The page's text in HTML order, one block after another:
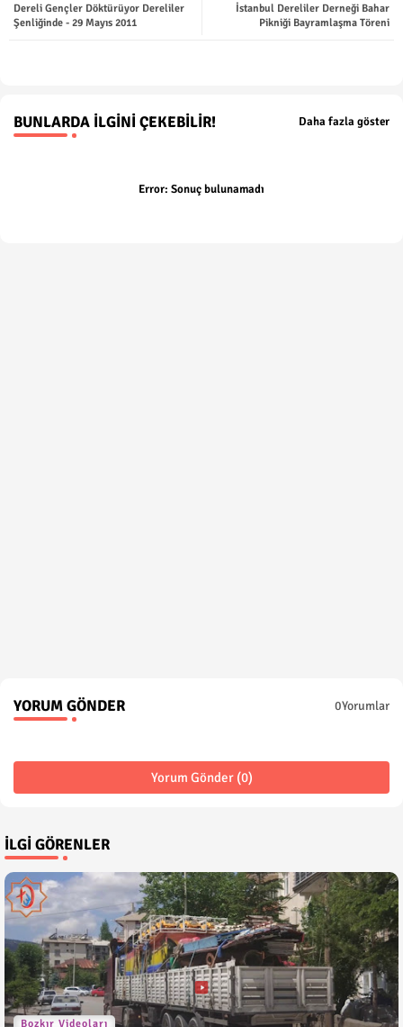
ter
İstanbul Dereliler Derneği Bahar
Pikniği Bayramlaşma Töreni
Dereli Gençler Döktürüyor Dereliler
Şenliğinde - 29 Mayıs 2011
BUNLARDA İLGINI ÇEKEBILIR! Daha fazla göster
Error: Sonuç bulunamadı
YORUM GÖNDER 0Yorumlar
Yorum Gönder (0)
İLGI GÖRENLER
Bozkır Videoları